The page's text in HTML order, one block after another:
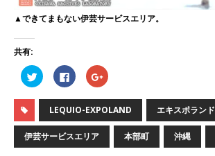
▲できてまもない伊芸サービスエリア。
共有:
ク
リ
ク
T
w
i
t
F
a
e
b
o
o
k
で
共
ク
リ
ク
し
て
G
g
LEQUIO-EXPOLAND エキスポランド
伊芸サービスエリア 本部町 沖縄